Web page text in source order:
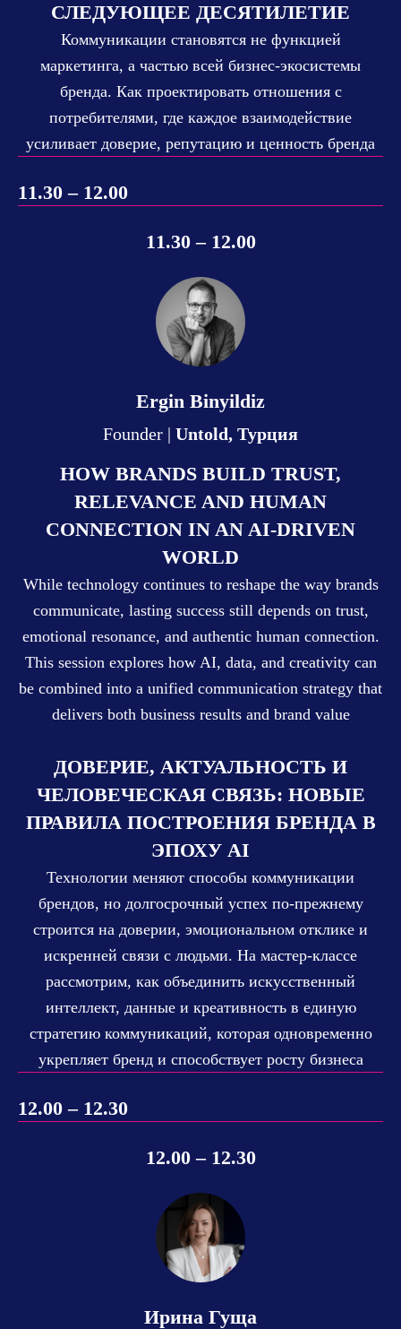
СЛЕДУЮЩЕЕ ДЕСЯТИЛЕТИЕ
Коммуникации становятся не функцией
маркетинга, а частью всей бизнес-экосистемы
бренда. Как проектировать отношения с
потребителями, где каждое взаимодействие
усиливает доверие, репутацию и ценность бренда
11.30 – 12.00
11.30 – 12.00
Ergin Binyildiz
Founder | Untold, Турция
HOW BRANDS BUILD TRUST,
RELEVANCE AND HUMAN
CONNECTION IN AN AI-DRIVEN
WORLD
While technology continues to reshape the way brands
communicate, lasting success still depends on trust,
emotional resonance, and authentic human connection.
This session explores how AI, data, and creativity can
be combined into a unified communication strategy that
delivers both business results and brand value
ДОВЕРИЕ, АКТУАЛЬНОСТЬ И
ЧЕЛОВЕЧЕСКАЯ СВЯЗЬ: НОВЫЕ
ПРАВИЛА ПОСТРОЕНИЯ БРЕНДА В
ЭПОХУ AI
Технологии меняют способы коммуникации
брендов, но долгосрочный успех по-прежнему
строится на доверии, эмоциональном отклике и
искренней связи с людьми. На мастер-классе
рассмотрим, как объединить искусственный
интеллект, данные и креативность в единую
стратегию коммуникаций, которая одновременно
укрепляет бренд и способствует росту бизнеса
12.00 – 12.30
12.00 – 12.30
Ирина Гуща